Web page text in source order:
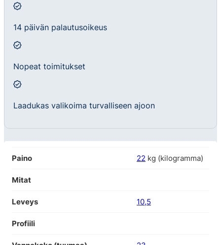
14 päivän palautusoikeus
Nopeat toimitukset
Laadukas valikoima turvalliseen ajoon
Paino 22 kg (kilogramma)
Mitat
Leveys 10,5
Profiili